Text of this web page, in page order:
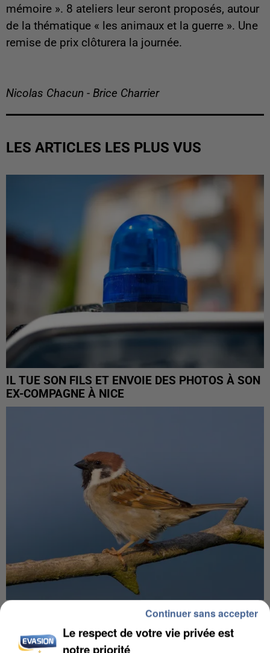
mémoire ». 8 ateliers leur seront proposés, autour
de la thématique « les animaux et la guerre ». Une
remise de prix clôturera la journée.
Nicolas Chacun - Brice Charrier
LES ARTICLES LES PLUS VUS
IL TUE SON FILS ET ENVOIE DES PHOTOS À SON
EX-COMPAGNE À NICE
APRÈS TOUTES CES CANICULES, LES REFUGES
DE FAUNE SAUVAGE SONT...
Le respect de votre vie privée est
notre priorité
Continuer sans accepter